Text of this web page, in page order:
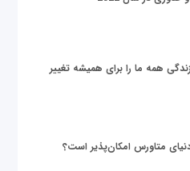
همه ما را برای همیشه تغییر
دنیای متاورس امکان‌پذیر است؟